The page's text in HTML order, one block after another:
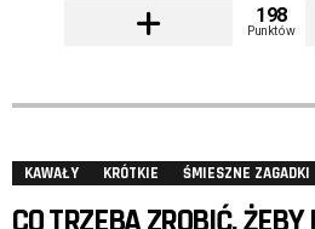
198
Punktów
KAWAŁY KRÓTKIE ŚMIESZNE ZAGADKI